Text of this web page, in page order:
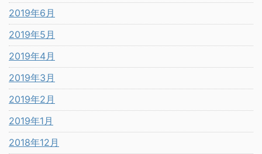
2019年6月
2019年5月
2019年4月
2019年3月
2019年2月
2019年1月
2018年12月